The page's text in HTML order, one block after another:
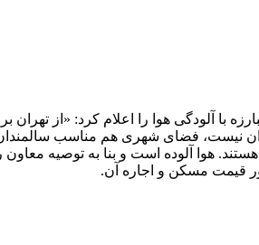
آلودگی هوا را اعلام کرد: «از تهران
نیست، فضای شهری هم مناسب سالمندان
هوا آلوده است و بنا به توصیه معاون
قیمت مسکن و اجاره آن.